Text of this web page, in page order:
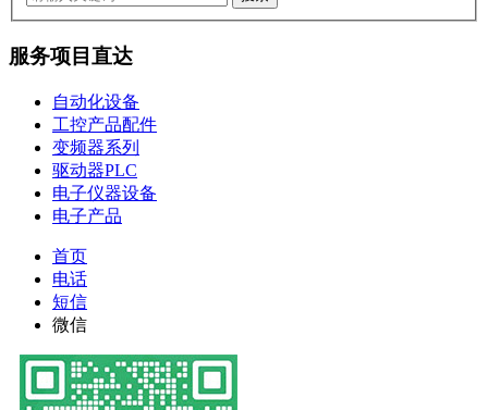
服务项目直达
自动化设备
工控产品配件
变频器系列
驱动器PLC
电子仪器设备
电子产品
首页
电话
短信
微信